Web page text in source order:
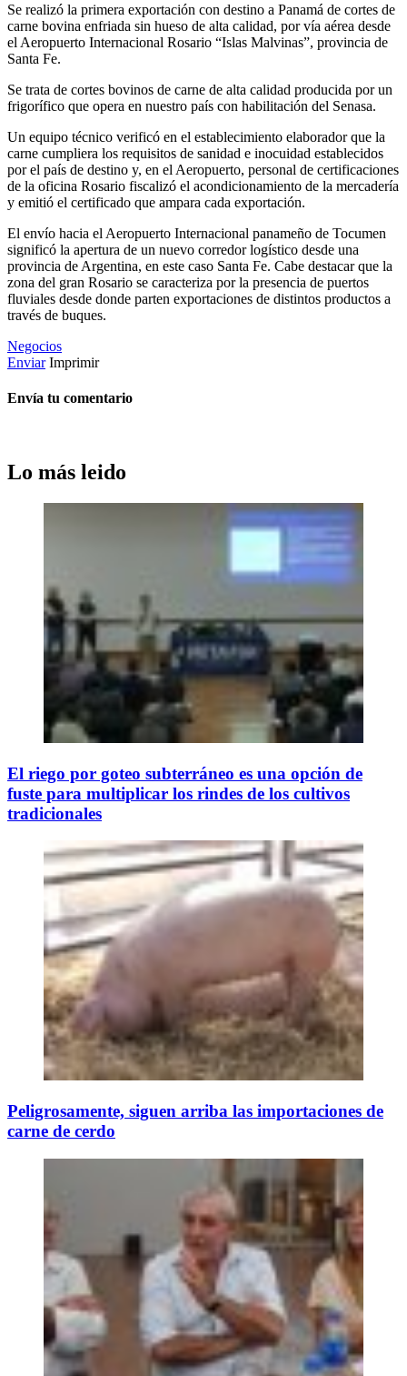
Se realizó la primera exportación con destino a Panamá de cortes de
carne bovina enfriada sin hueso de alta calidad, por vía aérea desde
el Aeropuerto Internacional Rosario “Islas Malvinas”, provincia de
Santa Fe.
Se trata de cortes bovinos de carne de alta calidad producida por un
frigorífico que opera en nuestro país con habilitación del Senasa.
Un equipo técnico verificó en el establecimiento elaborador que la
carne cumpliera los requisitos de sanidad e inocuidad establecidos
por el país de destino y, en el Aeropuerto, personal de certificaciones
de la oficina Rosario fiscalizó el acondicionamiento de la mercadería
y emitió el certificado que ampara cada exportación.
El envío hacia el Aeropuerto Internacional panameño de Tocumen
significó la apertura de un nuevo corredor logístico desde una
provincia de Argentina, en este caso Santa Fe. Cabe destacar que la
zona del gran Rosario se caracteriza por la presencia de puertos
fluviales desde donde parten exportaciones de distintos productos a
través de buques.
Negocios
Enviar Imprimir
Envía tu comentario
Lo más leido
El riego por goteo subterráneo es una opción de
fuste para multiplicar los rindes de los cultivos
tradicionales
Peligrosamente, siguen arriba las importaciones de
carne de cerdo